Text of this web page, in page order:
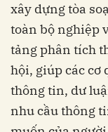
xây dựng tòa
toàn bộ nghiệp
tảng phân tích
hội, giúp các cơ
thông tin, dư
nhu cầu thông